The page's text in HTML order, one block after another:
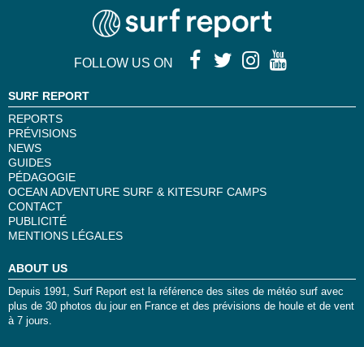
FOLLOW US ON
SURF REPORT
REPORTS
PRÉVISIONS
NEWS
GUIDES
PÉDAGOGIE
OCEAN ADVENTURE SURF & KITESURF CAMPS
CONTACT
PUBLICITÉ
MENTIONS LÉGALES
ABOUT US
Depuis 1991, Surf Report est la référence des sites de météo surf avec
plus de 30 photos du jour en France et des prévisions de houle et de vent
à 7 jours.